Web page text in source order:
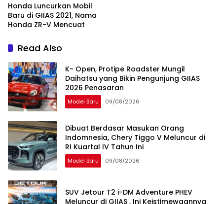
Honda Luncurkan Mobil
Baru di GIIAS 2021, Nama
Honda ZR-V Mencuat
Read Also
K- Open, Protipe Roadster Mungil
Daihatsu yang Bikin Pengunjung GIIAS
2026 Penasaran
Model Baru 09/08/2026
Dibuat Berdasar Masukan Orang
Indomnesia, Chery Tiggo V Meluncur di
RI Kuartal IV Tahun Ini
Model Baru 09/08/2026
SUV Jetour T2 i-DM Adventure PHEV
Meluncur di GIIAS , Ini Keistimewaannya